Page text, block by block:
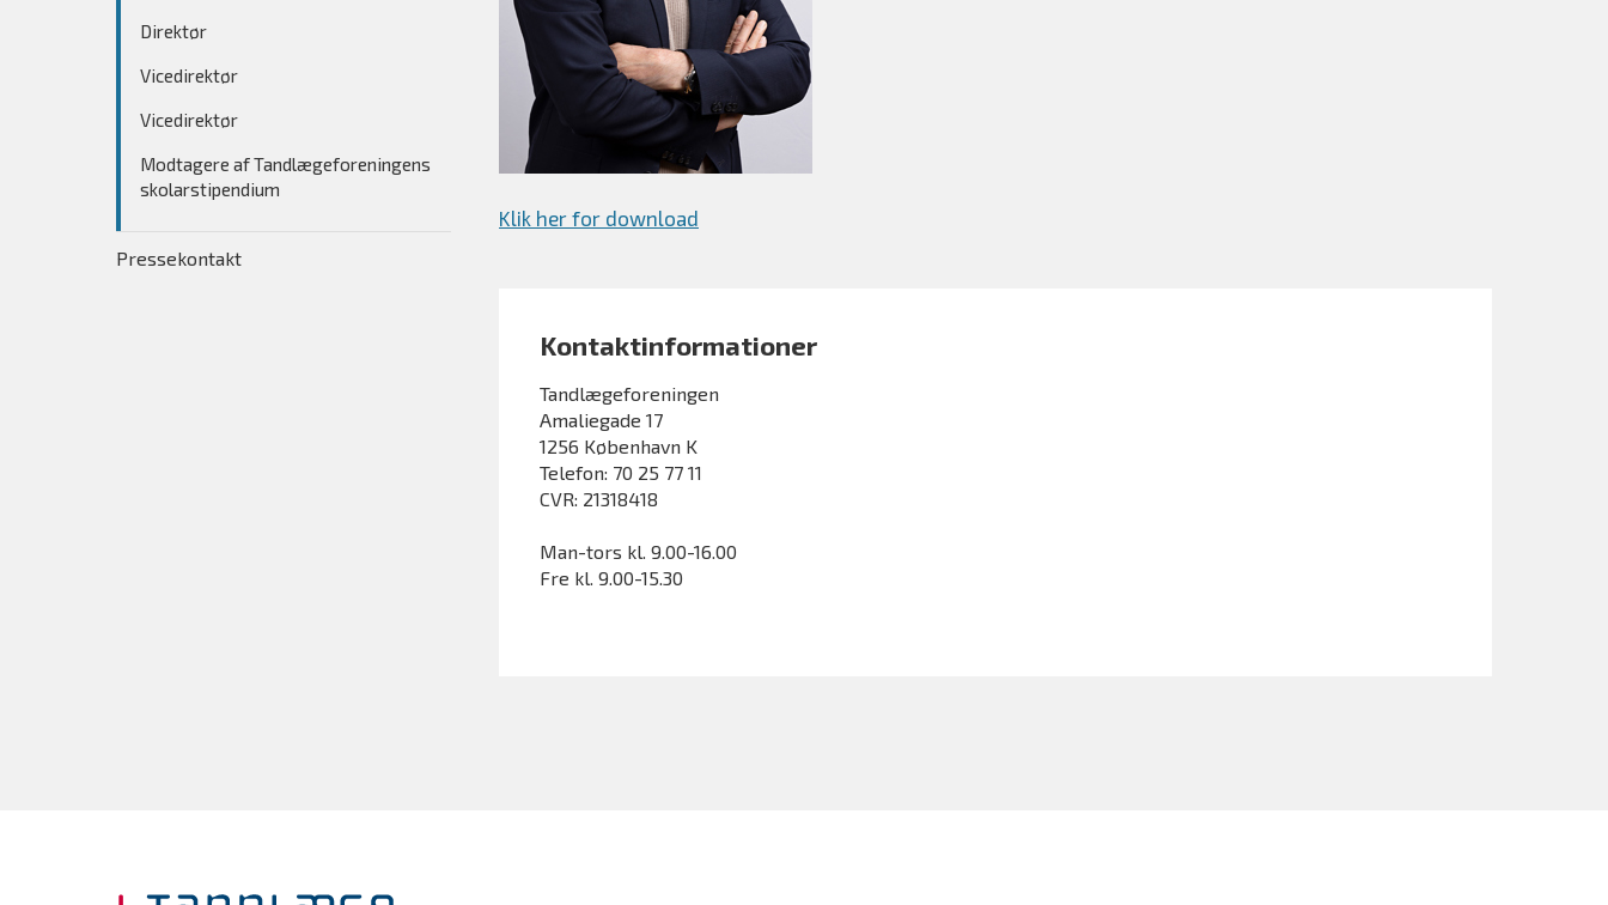
Direktør
Vicedirektør
Vicedirektør
Modtagere af Tandlægeforeningens
skolarstipendium
Pressekontakt
Klik her for download
Kontaktinformationer
Tandlægeforeningen
Amaliegade 17
1256 København K
Telefon: 70 25 77 11
CVR: 21318418
Man-tors kl. 9.00-16.00
Fre kl. 9.00-15.30